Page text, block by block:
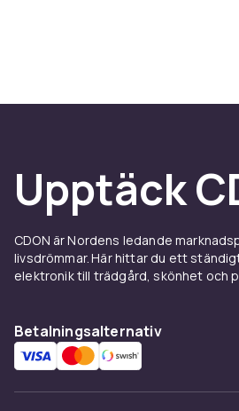
Upptäck
CDON är Nordens ledande
livsdrömmar. Här hittar du ett
elektronik till trädgård, skönhet och
Betalningsalternativ